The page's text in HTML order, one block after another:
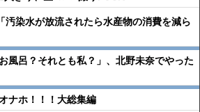
汚染水が放流されたら水産物の消費を減ら
風呂？それとも私？」、北野未奈でやった
ナホ！！！大総集編